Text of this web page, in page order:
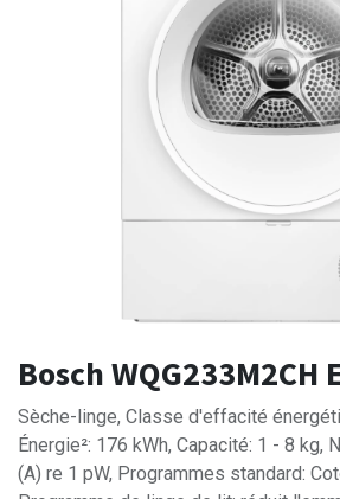
Bosch WQG233M2CH
Sèche-linge, Classe d'effacité
Énergie²: 176 kWh, Capacité: 1 - 8 kg,
(A) re 1 pW, Programmes standard: